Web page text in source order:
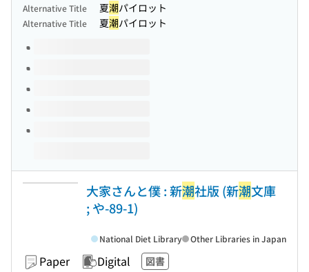
Alternative Title 夏潮パイロット
Alternative Title 夏潮パイロット
Volumes of this title
大家さんと僕 : 新潮社版 (新潮文庫
; や-89-1)
Paper Digital 図書
National Diet Library Other Libraries in Japan